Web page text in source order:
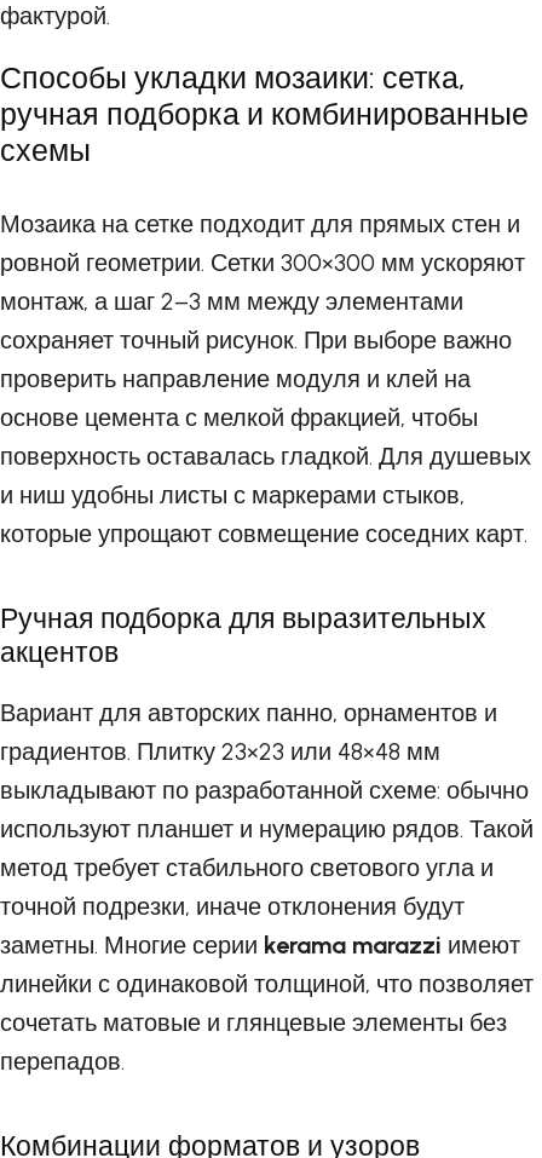
фактурой.
Способы укладки мозаики: сетка,
ручная подборка и комбинированные
схемы
Мозаика на сетке подходит для прямых стен и
ровной геометрии. Сетки 300×300 мм ускоряют
монтаж, а шаг 2–3 мм между элементами
сохраняет точный рисунок. При выборе важно
проверить направление модуля и клей на
основе цемента с мелкой фракцией, чтобы
поверхность оставалась гладкой. Для душевых
и ниш удобны листы с маркерами стыков,
которые упрощают совмещение соседних карт.
Ручная подборка для выразительных
акцентов
Вариант для авторских панно, орнаментов и
градиентов. Плитку 23×23 или 48×48 мм
выкладывают по разработанной схеме: обычно
используют планшет и нумерацию рядов. Такой
метод требует стабильного светового угла и
точной подрезки, иначе отклонения будут
заметны. Многие серии kerama marazzi имеют
линейки с одинаковой толщиной, что позволяет
сочетать матовые и глянцевые элементы без
перепадов.
Комбинации форматов и узоров